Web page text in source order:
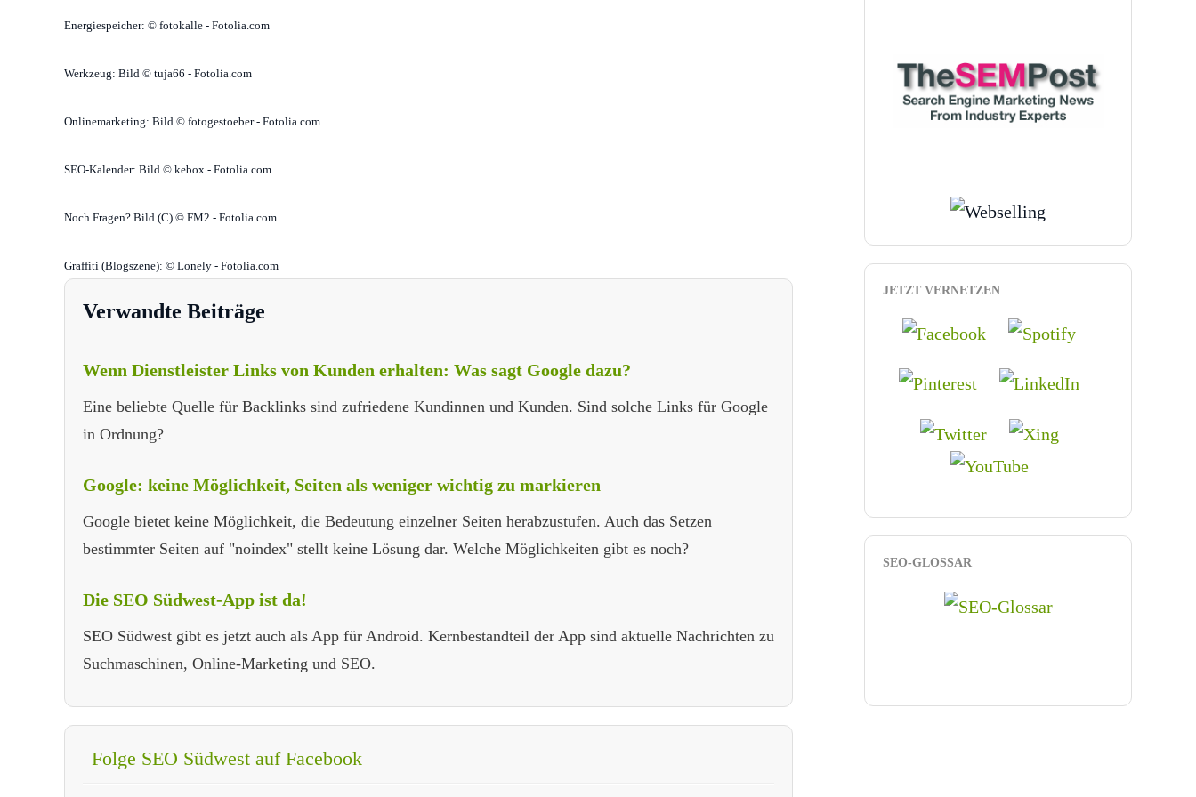
Energiespeicher: © fotokalle - Fotolia.com
Werkzeug: Bild © tuja66 - Fotolia.com
Onlinemarketing: Bild © fotogestoeber - Fotolia.com
SEO-Kalender: Bild © kebox - Fotolia.com
Noch Fragen? Bild (C) © FM2 - Fotolia.com
Graffiti (Blogszene): © Lonely - Fotolia.com
Verwandte Beiträge
Wenn Dienstleister Links von Kunden erhalten: Was sagt Google dazu?
Eine beliebte Quelle für Backlinks sind zufriedene Kundinnen und Kunden. Sind solche Links für Google
in Ordnung?
Google: keine Möglichkeit, Seiten als weniger wichtig zu markieren
Google bietet keine Möglichkeit, die Bedeutung einzelner Seiten herabzustufen. Auch das Setzen
bestimmter Seiten auf "noindex" stellt keine Lösung dar. Welche Möglichkeiten gibt es noch?
Die SEO Südwest-App ist da!
SEO Südwest gibt es jetzt auch als App für Android. Kernbestandteil der App sind aktuelle Nachrichten zu
Suchmaschinen, Online-Marketing und SEO.
Folge SEO Südwest auf Facebook
JETZT VERNETZEN
SEO-GLOSSAR